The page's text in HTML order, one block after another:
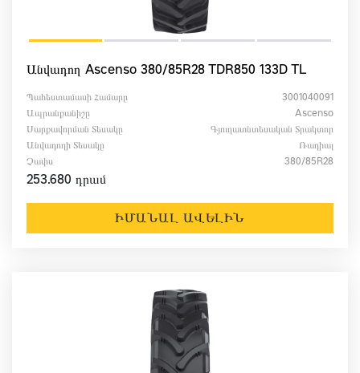
Անվադող Ascenso 380/85R28 TDR850 133D TL
Պահեստամասի Համարը
3001040091
Ապրանքանիշը
Ascenso
Սարքավորման Տեսակը
Գյուղատնտեսական Տրակտոր
Անվադողի Տեսակը
Ռադիալ
Չափս
380/85R28
253.680 դրամ
ԻՄԱՆԱԼ ԱՎԵԼԻՆ